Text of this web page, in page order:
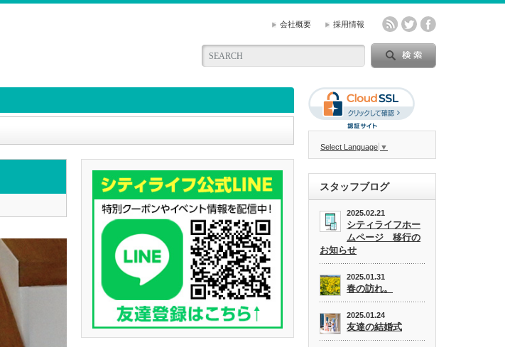
会社概要 採用情報
Select Language ▼
スタッフブログ
2025.02.21
シティライフホー
ムページ 移行の
お知らせ
2025.01.31
春の訪れ。
2025.01.24
友達の結婚式